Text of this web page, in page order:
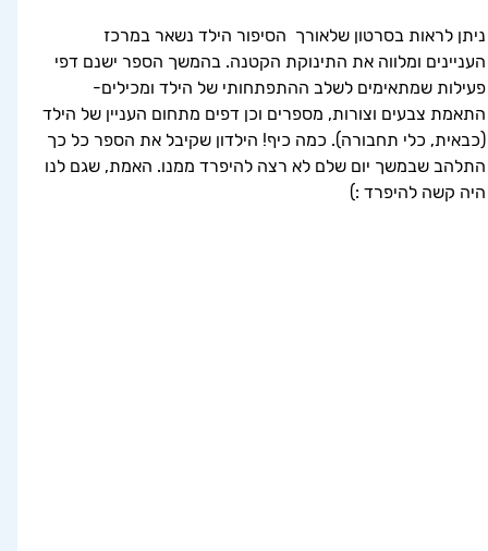
ניתן לראות בסרטון שלאורך  הסיפור הילד נשאר במרכז
העניינים ומלווה את התינוקת הקטנה. בהמשך הספר ישנם דפי
פעילות שמתאימים לשלב ההתפתחותי של הילד ומכילים-
התאמת צבעים וצורות, מספרים וכן דפים מתחום העניין של הילד
(כבאית, כלי תחבורה). כמה כיף! הילדון שקיבל את הספר כל כך
התלהב שבמשך יום שלם לא רצה להיפרד ממנו. האמת, שגם לנו
היה קשה להיפרד :)